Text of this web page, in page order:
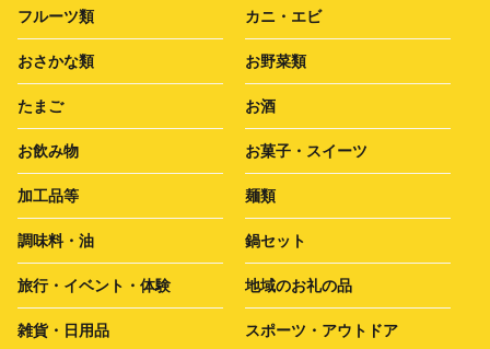
フルーツ類 カニ・エビ
おさかな類 お野菜類
たまご お酒
お飲み物 お菓子・スイーツ
加工品等 麺類
調味料・油 鍋セット
旅行・イベント・体験 地域のお礼の品
雑貨・日用品 スポーツ・アウトドア